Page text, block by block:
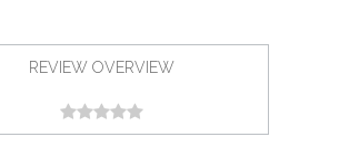
REVIEW OVERVIEW